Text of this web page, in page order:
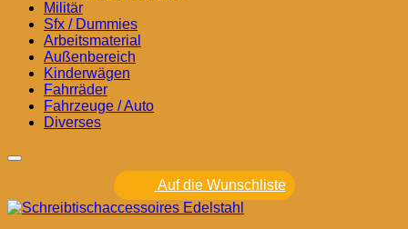
Militär
Sfx / Dummies
Arbeitsmaterial
Außenbereich
Kinderwägen
Fahrräder
Fahrzeuge / Auto
Diverses
Auf die Wunschliste